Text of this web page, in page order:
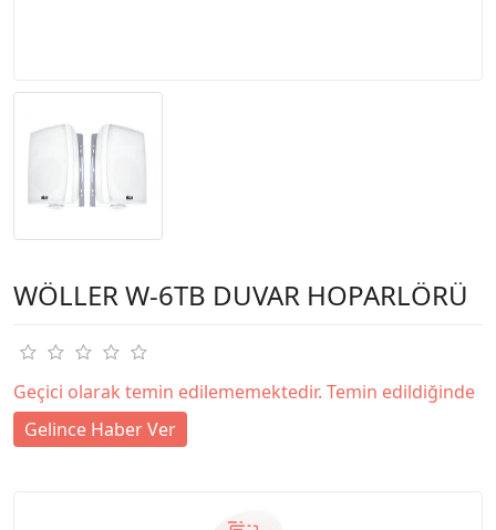
WÖLLER W-6TB DUVAR HOPARLÖRÜ
Geçici olarak temin edilememektedir. Temin edildiğinde
Gelince Haber Ver